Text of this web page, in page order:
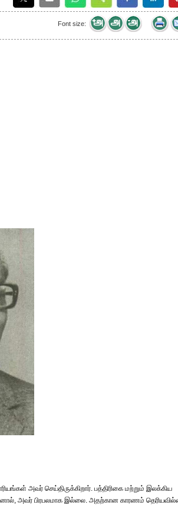
Font size:
அவர் செய்திருக்கிறார். பத்திரிகை மற்றும் இலக்கிய
அவர் பிரபலமாக இல்லை. அதற்கான காரணம்